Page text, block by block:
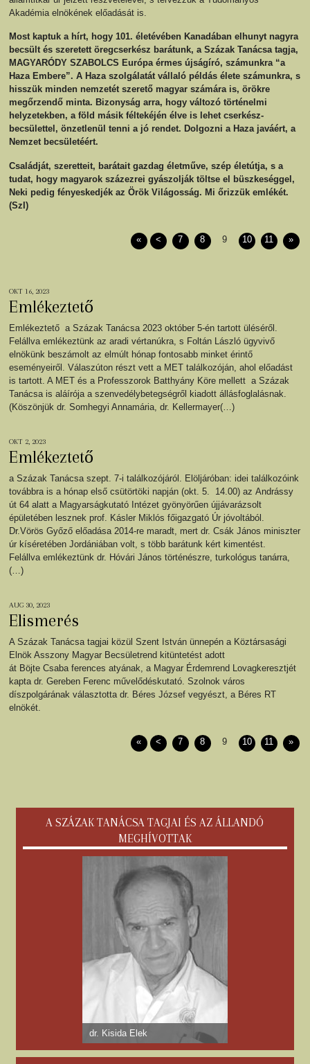
Akadémia elnökének előadását is.
Most kaptuk a hírt, hogy 101. életévében Kanadában elhunyt nagyra
becsült és szeretett öregcserkész barátunk, a Százak Tanácsa tagja,
MAGYARÓDYSZABOLCS Európa érmes újságíró, számunkra “a
Haza Embere”. A Haza szolgálatát vállaló példás élete számunkra, s
hisszük minden nemzetét szerető magyar számára is, örökre
megőrzendő minta. Bizonyság arra, hogy változó történelmi
helyzetekben, a föld másik féltekéjén élve is lehet cserkész-
becsülettel, önzetlenül tenni a jó rendet. Dolgozni a Haza javáért, a
Nemzet becsületéért.
Családját, szeretteit, barátait gazdag életműve, szép életútja, s a
tudat, hogy magyarok százezrei gyászolják töltse el büszkeséggel,
Neki pedig fényeskedjék az Örök Világosság. Mi őrizzük emlékét.
(SzI)
« < 7 8 9 10 11 »
OKT 16, 2023
Emlékeztető
Emlékeztető a Százak Tanácsa 2023 október 5-én tartott üléséről.
Felállva emlékeztünk az aradi vértanúkra, s Foltán László ügyvivő
elnökünk beszámolt az elmúlt hónap fontosabb minket érintő
eseményeiről. Válaszúton részt vett a MET találkozóján, ahol előadást
is tartott. A MET és a Professzorok Batthyány Köre mellett a Százak
Tanácsa is aláírója a szenvedélybetegségről kiadott állásfoglalásnak.
(Köszönjük dr. Somhegyi Annamária, dr. Kellermayer(…)
OKT 2, 2023
Emlékeztető
a Százak Tanácsa szept. 7-i találkozójáról. Elöljáróban: idei találkozóink
továbbra is a hónap első csütörtöki napján (okt. 5. 14.00) az Andrássy
út 64 alatt a Magyarságkutató Intézet gyönyörűen újjávarázsolt
épületében lesznek prof. Kásler Miklós főigazgató Úr jóvoltából.
Dr.Vörös Győző előadása 2014-re maradt, mert dr. Csák János miniszter
úr kíséretében Jordániában volt, s több barátunk kért kimentést.
Felállva emlékeztünk dr. Hóvári János történészre, turkológus tanárra,
(…)
AUG 30, 2023
Elismerés
A Százak Tanácsa tagjai közül Szent István ünnepén a Köztársasági
Elnök Asszony Magyar Becsületrend kitüntetést adott
át Böjte Csaba ferences atyának, a Magyar Érdemrend Lovagkeresztjét
kapta dr. Gereben Ferenc művelődéskutató. Szolnok város
díszpolgárának választotta dr. Béres József vegyészt, a Béres RT
elnökét.
« < 7 8 9 10 11 »
A SZÁZAK TANÁCSA TAGJAI ÉS AZ ÁLLANDÓ
MEGHÍVOTTAK
dr. Kisida Elek